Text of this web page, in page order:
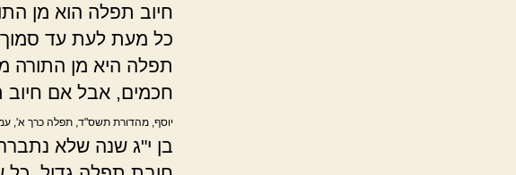
חיוב תפלה הוא מן
כל מעת לעת עד סמוך
תפלה היא מן התורה
חכמים, אבל אם חיוב
יוסף, מהדורת תשס"ד, תפלה כרך א',
בן י"ג שנה שלא